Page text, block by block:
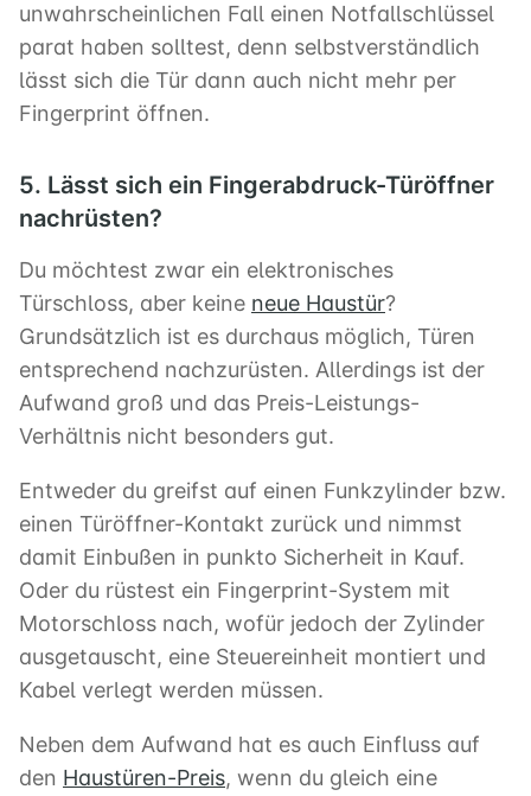
unwahrscheinlichen Fall einen Notfallschlüssel
parat haben solltest, denn selbstverständlich
lässt sich die Tür dann auch nicht mehr per
Fingerprint öffnen.
5. Lässt sich ein Fingerabdruck-Türöffner
nachrüsten?
Du möchtest zwar ein elektronisches
Türschloss, aber keine neue Haustür?
Grundsätzlich ist es durchaus möglich, Türen
entsprechend nachzurüsten. Allerdings ist der
Aufwand groß und das Preis-Leistungs-
Verhältnis nicht besonders gut.
Entweder du greifst auf einen Funkzylinder bzw.
einen Türöffner-Kontakt zurück und nimmst
damit Einbußen in punkto Sicherheit in Kauf.
Oder du rüstest ein Fingerprint-System mit
Motorschloss nach, wofür jedoch der Zylinder
ausgetauscht, eine Steuereinheit montiert und
Kabel verlegt werden müssen.
Neben dem Aufwand hat es auch Einfluss auf
den Haustüren-Preis, wenn du gleich eine